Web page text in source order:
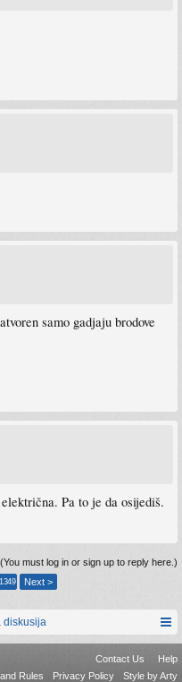
samo gadjaju brodove
Pa to je da osijediš.
(You must log in or sign up to reply here.)
1349 Next >
diskusija
Contact Us
Help
Rules
Privacy Policy Style by Arty